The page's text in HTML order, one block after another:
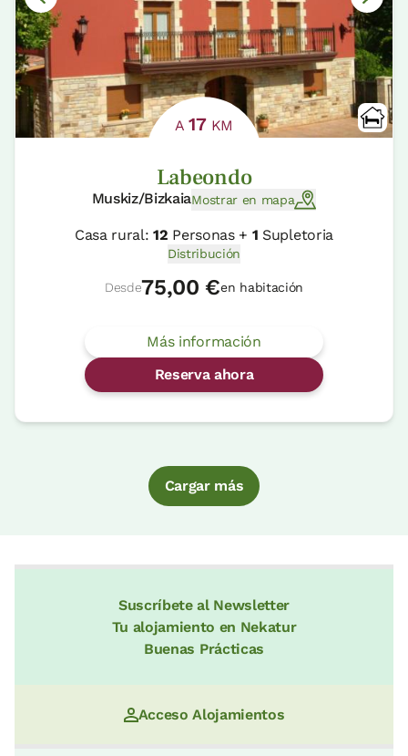
A17KM
Labeondo
Muskiz/BizkaiaMostrar en mapa
Casa rural:12 Personas + 1 Supletoria
Distribución
Desde75,00 €en habitación
Más información
Reserva ahora
Cargar más
Suscríbete al Newsletter
Tu alojamiento en Nekatur
Buenas Prácticas
Acceso Alojamientos